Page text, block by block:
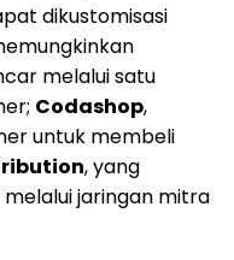
dikustomisasi
melalui satu
Codashop,
untuk membeli
, yang
jaringan mitra